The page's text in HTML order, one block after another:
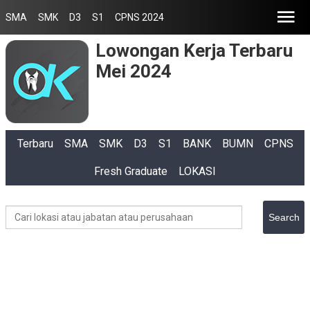
SMA SMK D3 S1 CPNS 2024
Lowongan Kerja Terbaru
Mei 2024
Terbaru SMA SMK D3 S1 BANK BUMN CPNS
Fresh Graduate LOKASI